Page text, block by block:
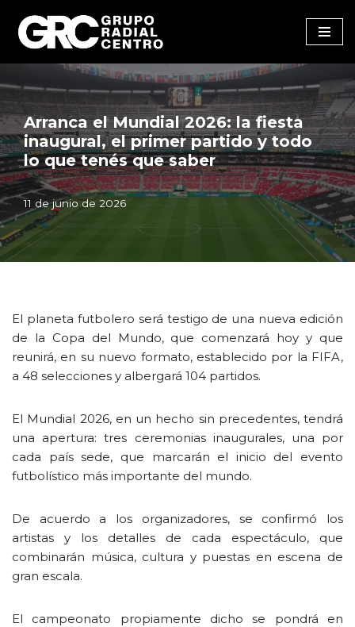
Saltar
al
Arranca el Mundial 2026: la fiesta
inaugural, el primer partido y todo
lo que tenés que saber
11 de junio de 2026
El planeta futbolero será testigo de una nueva edición
de la Copa del Mundo, que comenzará hoy y que
reunirá, en su nuevo formato, establecido por la FIFA,
a 48 selecciones y albergará 104 partidos.
El Mundial 2026, en un hecho sin precedentes, tendrá
una apertura: tres ceremonias inaugurales, una por
cada país sede, que marcarán el inicio del evento
futbolístico más importante del mundo.
De acuerdo a los organizadores, se confirmó los
artistas y los detalles de cada espectáculo, que
combinarán música, cultura y puestas en escena de
gran escala.
El campeonato propiamente dicho se pondrá en